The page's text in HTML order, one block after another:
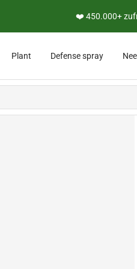
❤️ 450.000+
Plant Defense spray